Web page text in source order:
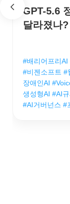
GPT-5.6
달라졌나?
#배리어프리
#비젠소프트 #
장애인AI
생성형AI #AI
#AI거버넌스 #